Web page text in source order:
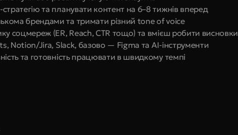
та планувати контент на 6–8 тижнів вперед
брендами та тримати різний tone of voice
соцмереж (ER, Reach, CTR тощо) та вмієш робити висновки
Notion/Jira, Slack, базово — Figma та AI-інструменти
та готовність працювати в швидкому темпі